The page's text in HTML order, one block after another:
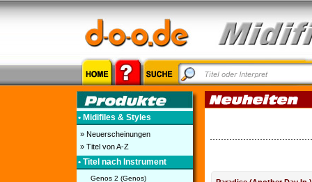
• Midifiles & Styles
» Neuerscheinungen
» Titel von A-Z
• Titel nach Instrument
Genos 2 (Genos)